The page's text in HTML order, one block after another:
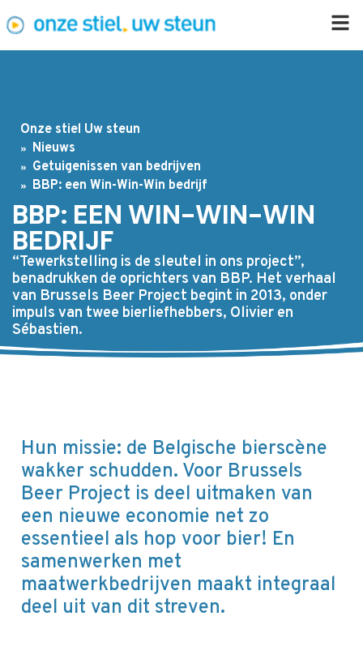
Onze stiel Uw steun
Nieuws
Getuigenissen van bedrijven
BBP: een Win-Win-Win bedrijf
BBP: EEN WIN-WIN-WIN
BEDRIJF
“Tewerkstelling is de sleutel in ons project”,
benadrukken de oprichters van BBP. Het verhaal
van Brussels Beer Project begint in 2013, onder
impuls van twee bierliefhebbers, Olivier en
Sébastien.
Hun missie: de Belgische bierscène
wakker schudden. Voor Brussels
Beer Project is deel uitmaken van
een nieuwe economie net zo
essentieel als hop voor bier! En
samenwerken met
maatwerkbedrijven maakt integraal
deel uit van dit streven.